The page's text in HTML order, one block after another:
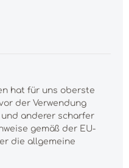
hat für uns oberste
der Verwendung
anderer scharfer
gemäß der EU-
die allgemeine